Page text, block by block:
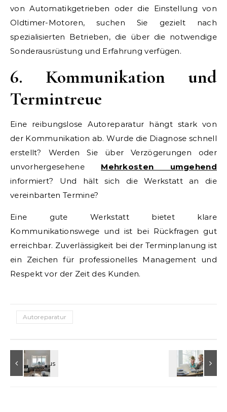
von Automatikgetrieben oder die Einstellung von
Oldtimer-Motoren, suchen Sie gezielt nach
spezialisierten Betrieben, die über die notwendige
Sonderausrüstung und Erfahrung verfügen.
6. Kommunikation und
Termintreue
Eine reibungslose Autoreparatur hängt stark von
der Kommunikation ab. Wurde die Diagnose schnell
erstellt? Werden Sie über Verzögerungen oder
unvorhergesehene Mehrkosten umgehend
informiert? Und hält sich die Werkstatt an die
vereinbarten Termine?
Eine gute Werkstatt bietet klare
Kommunikationswege und ist bei Rückfragen gut
erreichbar. Zuverlässigkeit bei der Terminplanung ist
ein Zeichen für professionelles Management und
Respekt vor der Zeit des Kunden.
Autoreparatur